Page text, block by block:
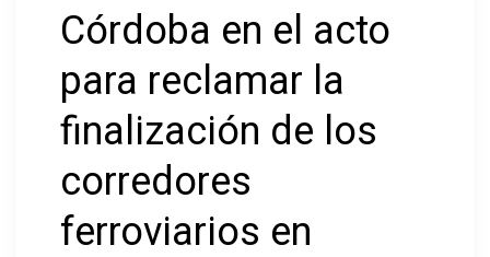
Córdoba en el acto
para reclamar la
finalización de los
corredores
ferroviarios en